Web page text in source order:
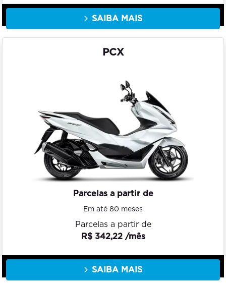
SAIBA MAIS
PCX
Parcelas a partir de
Em até 80 meses
Parcelas a partir de
R$ 342,22 /mês
SAIBA MAIS